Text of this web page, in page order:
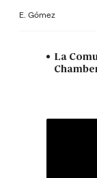
E. Gómez
La